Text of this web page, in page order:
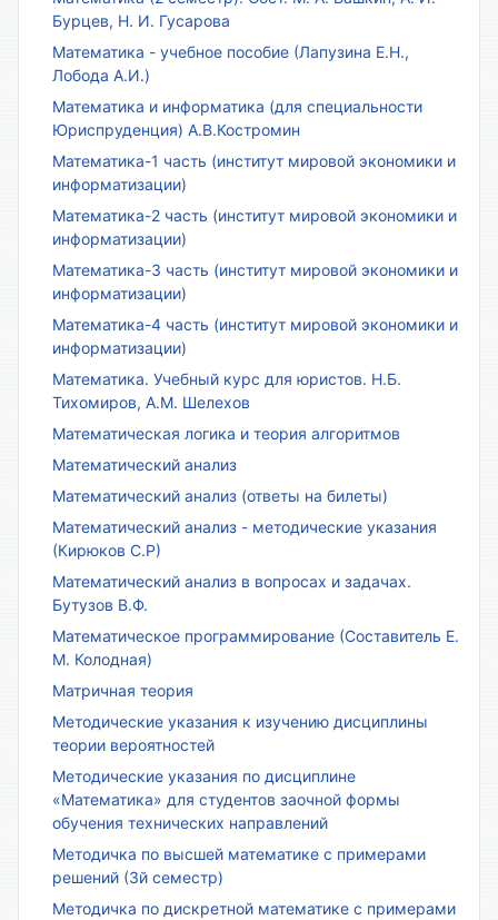
Бурцев, Н. И. Гусарова
Математика - учебное пособие (Лапузина Е.Н.,
Лобода А.И.)
Математика и информатика (для специальности
Юриспруденция) А.В.Костромин
Математика-1 часть (институт мировой экономики и
информатизации)
Математика-2 часть (институт мировой экономики и
информатизации)
Математика-3 часть (институт мировой экономики и
информатизации)
Математика-4 часть (институт мировой экономики и
информатизации)
Математика. Учебный курс для юристов. Н.Б.
Тихомиров, А.М. Шелехов
Математическая логика и теория алгоритмов
Математический анализ
Математический анализ (ответы на билеты)
Математический анализ - методические указания
(Кирюков С.Р)
Математический анализ в вопросах и задачах.
Бутузов В.Ф.
Математическое программирование (Составитель Е.
М. Колодная)
Матричная теория
Методические указания к изучению дисциплины
теории вероятностей
Методические указания по дисциплине
«Математика» для студентов заочной формы
обучения технических направлений
Методичка по высшей математике с примерами
решений (3й семестр)
Методичка по дискретной математике с примерами